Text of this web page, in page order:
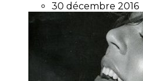
30 décembre 2016